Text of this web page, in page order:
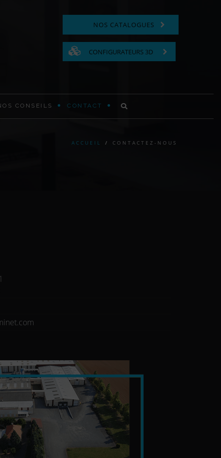
NOS CATALOGUES
CONFIGURATEURS 3D
CONSEILS CONTACT
ACCUEIL / CONTACTEZ-NOUS